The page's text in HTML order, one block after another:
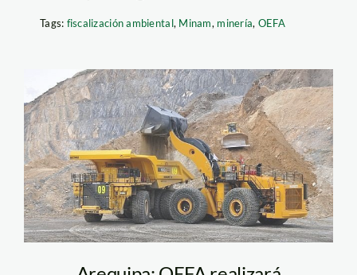
Tags: fiscalización ambiental, Minam, minería, OEFA